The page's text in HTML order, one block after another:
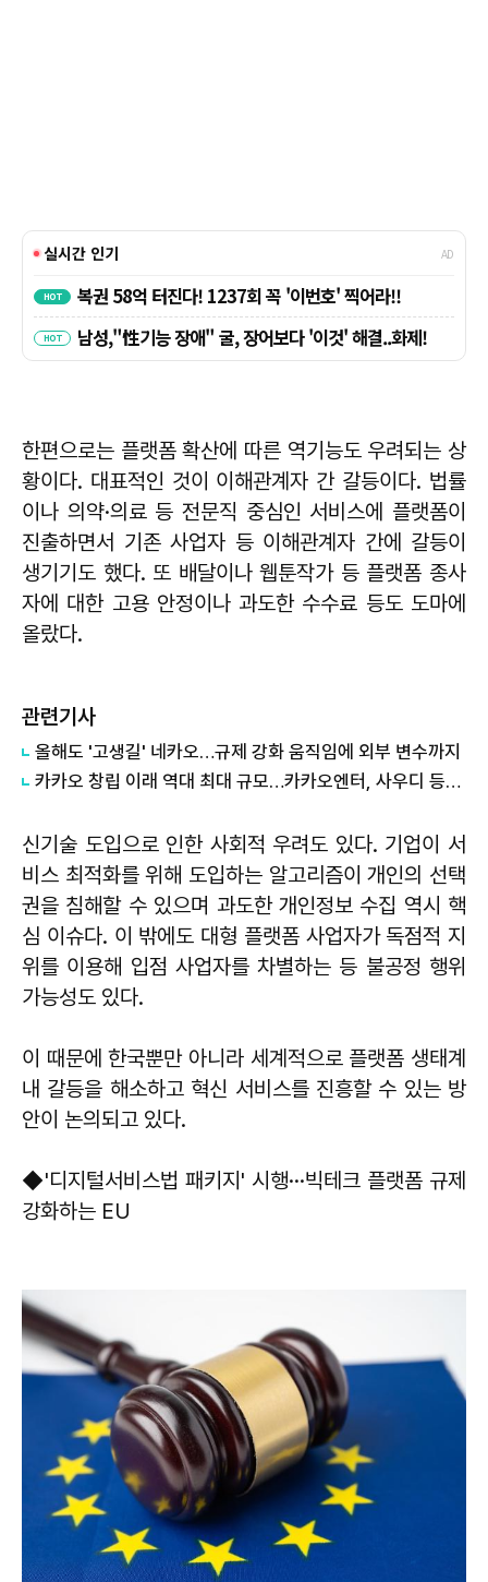
한편으로는 플랫폼 확산에 따른 역기능도 우려되는 상
황이다. 대표적인 것이 이해관계자 간 갈등이다. 법률
이나 의약·의료 등 전문직 중심인 서비스에 플랫폼이
진출하면서 기존 사업자 등 이해관계자 간에 갈등이
생기기도 했다. 또 배달이나 웹툰작가 등 플랫폼 종사
자에 대한 고용 안정이나 과도한 수수료 등도 도마에
올랐다.
관련기사
올해도 '고생길' 네카오…규제 강화 움직임에 외부 변수까지
카카오 창립 이래 역대 최대 규모…카카오엔터, 사우디 등서 1조2000억원 투자 유치
신기술 도입으로 인한 사회적 우려도 있다. 기업이 서
비스 최적화를 위해 도입하는 알고리즘이 개인의 선택
권을 침해할 수 있으며 과도한 개인정보 수집 역시 핵
심 이슈다. 이 밖에도 대형 플랫폼 사업자가 독점적 지
위를 이용해 입점 사업자를 차별하는 등 불공정 행위
가능성도 있다.
이 때문에 한국뿐만 아니라 세계적으로 플랫폼 생태계
내 갈등을 해소하고 혁신 서비스를 진흥할 수 있는 방
안이 논의되고 있다.
◆'디지털서비스법 패키지' 시행···빅테크 플랫폼 규제
강화하는 EU